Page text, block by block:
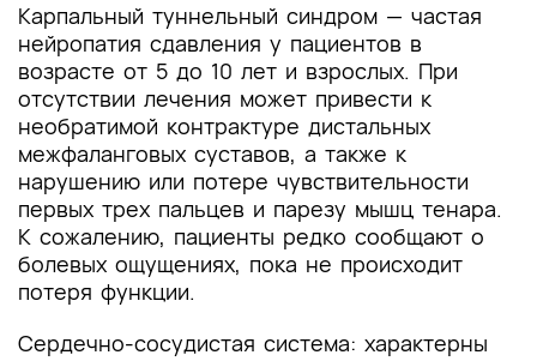
Карпальный туннельный синдром — частая
нейропатия сдавления у пациентов в
возрасте от 5 до 10 лет и взрослых. При
отсутствии лечения может привести к
необратимой контрактуре дистальных
межфаланговых суставов, а также к
нарушению или потере чувствительности
первых трех пальцев и парезу мышц тенара.
К сожалению, пациенты редко сообщают о
болевых ощущениях, пока не происходит
потеря функции.
Сердечно-сосудистая система: характерны